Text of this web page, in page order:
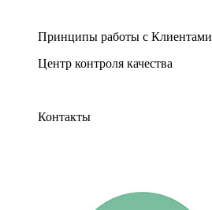
Принципы работы с Клиентами
Центр контроля качества
Контакты